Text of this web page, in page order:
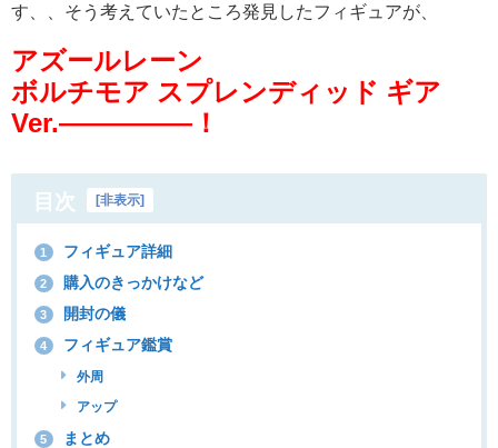
す、、そう考えていたところ発見したフィギュアが、
アズールレーン
ボルチモア スプレンディッド ギア
Ver.—————！
目次 [非表示]
1 フィギュア詳細
2 購入のきっかけなど
3 開封の儀
4 フィギュア鑑賞
外周
アップ
5 まとめ